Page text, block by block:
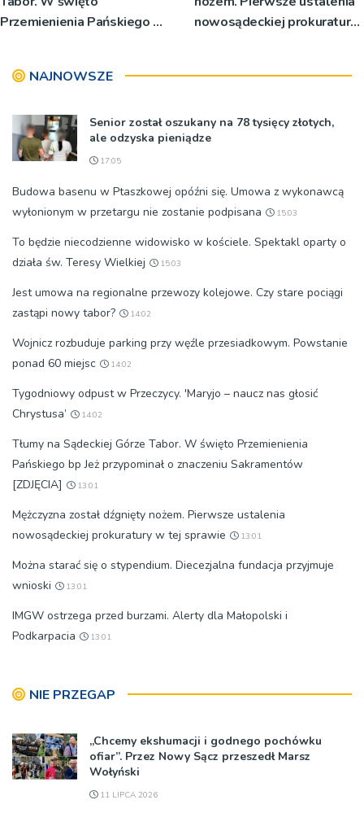
Przemienienia Pańskiego bp
nowosądeckiej prokuratury
NAJNOWSZE
Senior został oszukany na 78 tysięcy złotych,
ale odzyska pieniądze
17:05
Budowa basenu w Ptaszkowej opóźni się. Umowa z wykonawcą
wyłonionym w przetargu nie zostanie podpisana
15:03
To będzie niecodzienne widowisko w kościele. Spektakl oparty o
działa św. Teresy Wielkiej
15:03
Jest umowa na regionalne przewozy kolejowe. Czy stare pociągi
zastąpi nowy tabor?
14:02
Wojnicz rozbuduje parking przy węźle przesiadkowym. Powstanie
ponad 60 miejsc
14:02
Tygodniowy odpust w Przeczycy. 'Maryjo – naucz nas głosić
Chrystusa’
14:02
Tłumy na Sądeckiej Górze Tabor. W święto Przemienienia
Pańskiego bp Jeż przypominał o znaczeniu Sakramentów
[ZDJĘCIA]
13:01
Mężczyzna został dźgnięty nożem. Pierwsze ustalenia
nowosądeckiej prokuratury w tej sprawie
13:01
Można starać się o stypendium. Diecezjalna fundacja przyjmuje
wnioski
13:01
IMGW ostrzega przed burzami. Alerty dla Małopolski i
Podkarpacia
13:01
NIE PRZEGAP
„Chcemy ekshumacji i godnego pochówku
ofiar”. Przez Nowy Sącz przeszedł Marsz
Wołyński
11 LIPCA 2026